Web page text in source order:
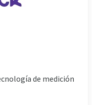
de medición